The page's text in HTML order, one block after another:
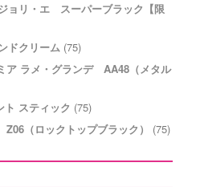
ョリ・エ スーパーブラック【限
ドクリーム (75)
ラメ・グランデ AA48（メタル
スティック (75)
（ロックトップブラック）
(75)